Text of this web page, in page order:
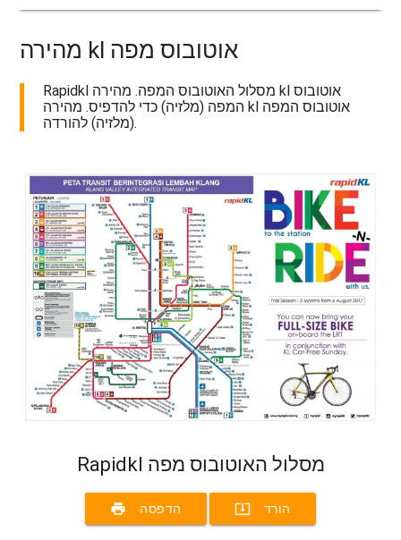
מהירה kl אוטובוס מפה
Rapidkl מסלול האוטובוס המפה. מהירה kl אוטובוס
המפה (מלזיה) כדי להדפיס. מהירה kl אוטובוס המפה
(מלזיה) להורדה.
Rapidkl מסלול האוטובוס מפה
print הדפסה system_update_alt הורד